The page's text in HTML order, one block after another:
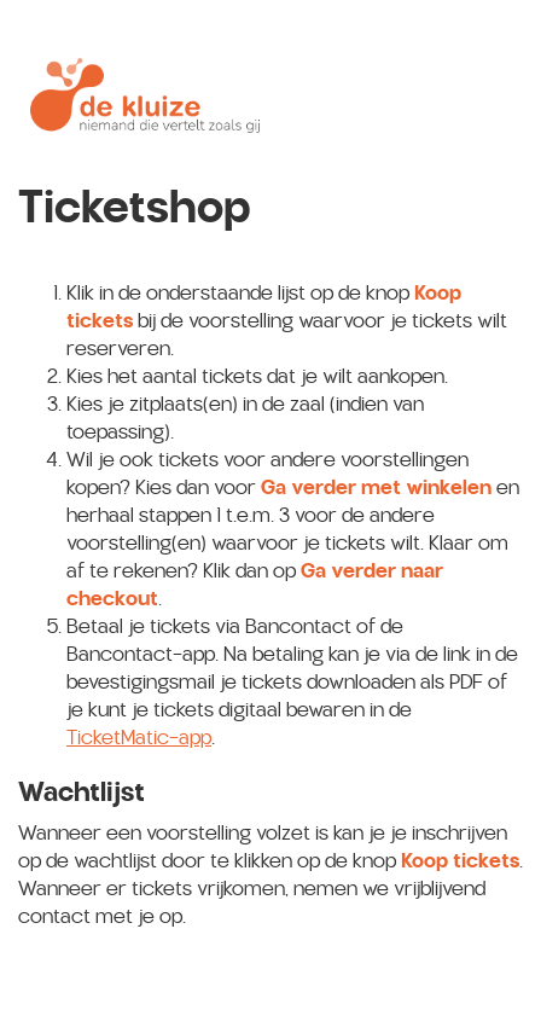
Ticketshop
Klik in de onderstaande lijst op de knop Koop
tickets bij de voorstelling waarvoor je tickets wilt
reserveren.
Kies het aantal tickets dat je wilt aankopen.
Kies je zitplaats(en) in de zaal (indien van
toepassing).
Wil je ook tickets voor andere voorstellingen
kopen? Kies dan voor Ga verder met winkelen en
herhaal stappen 1 t.e.m. 3 voor de andere
voorstelling(en) waarvoor je tickets wilt. Klaar om
af te rekenen? Klik dan op Ga verder naar
checkout.
Betaal je tickets via Bancontact of de
Bancontact-app. Na betaling kan je via de link in de
bevestigingsmail je tickets downloaden als PDF of
je kunt je tickets digitaal bewaren in de
TicketMatic-app.
Wachtlijst
Wanneer een voorstelling volzet is kan je je inschrijven
op de wachtlijst door te klikken op de knop Koop tickets.
Wanneer er tickets vrijkomen, nemen we vrijblijvend
contact met je op.